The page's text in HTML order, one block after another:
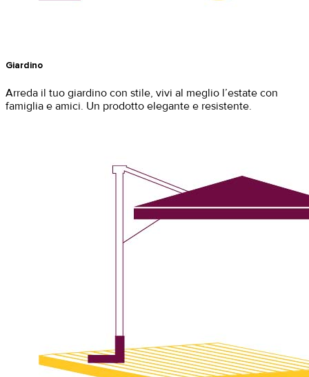
Giardino
Arreda il tuo giardino con stile, vivi al meglio l’estate con
famiglia e amici. Un prodotto elegante e resistente.